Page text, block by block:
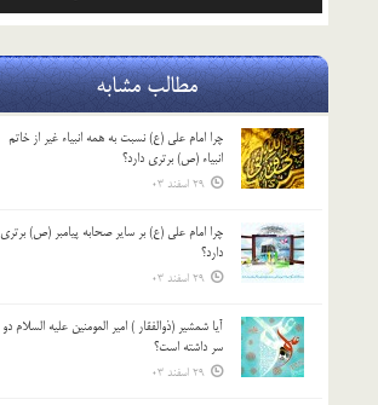
مطالب مشابه
چرا امام علی (ع) نسبت به همه انبیاء غیر از خاتم
انبیاء (ص) برتری دارد؟
29 اسفند 03
چرا امام علی (ع) بر سایر صحابه پیامبر (ص) برتری
دارد؟
29 اسفند 03
آیا شمشیر (ذوالفقار ) امیر المومنین علیه السلام دو
سر داشته است؟
29 اسفند 03